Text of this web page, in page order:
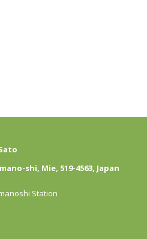
shi, Mie, 519-4563, Japan
Station